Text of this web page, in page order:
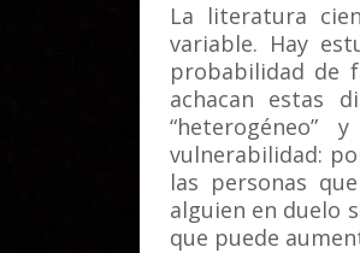
La literatura
variable. Hay
probabilidad de
achacan estas
vulnerabilidad:
las personas
alguien en duelo
que puede